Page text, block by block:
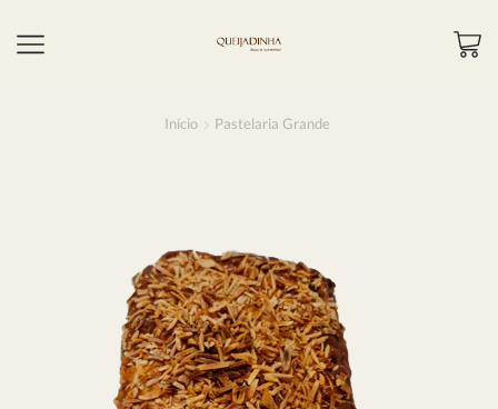
Início Pastelaria Grande